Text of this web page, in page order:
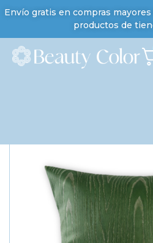
Envío gratis en compras mayores
productos de